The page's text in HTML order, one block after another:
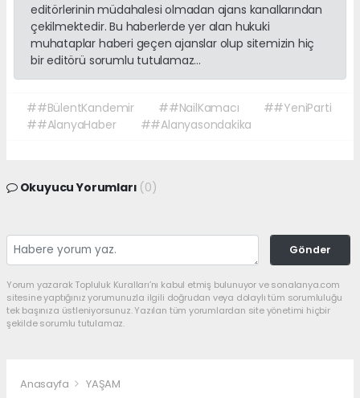
editörlerinin müdahalesi olmadan ajans kanallarından
çekilmektedir. Bu haberlerde yer alan hukuki
muhataplar haberi geçen ajanslar olup sitemizin hiç
bir editörü sorumlu tutulamaz...
##BülentKandemir ##NailKamacı
##YeniParti
##AlanyaHaber
##Alanyasondakika
Okuyucu Yorumları (0)
Gönder
Yorum yazarak Topluluk Kuralları’nı kabul etmiş bulunuyor ve sonalanya.com
sitesine yaptığınız yorumunuzla ilgili doğrudan veya dolaylı tüm sorumluluğu
tek başınıza üstleniyorsunuz. Yazılan tüm yorumlardan site yönetimi hiçbir
şekilde sorumlu tutulamaz.
Anasayfa YAŞAM